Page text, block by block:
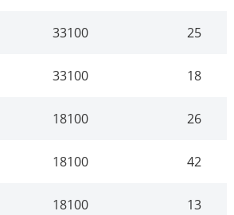
33100 25
33100 18
18100 26
18100 42
18100 13